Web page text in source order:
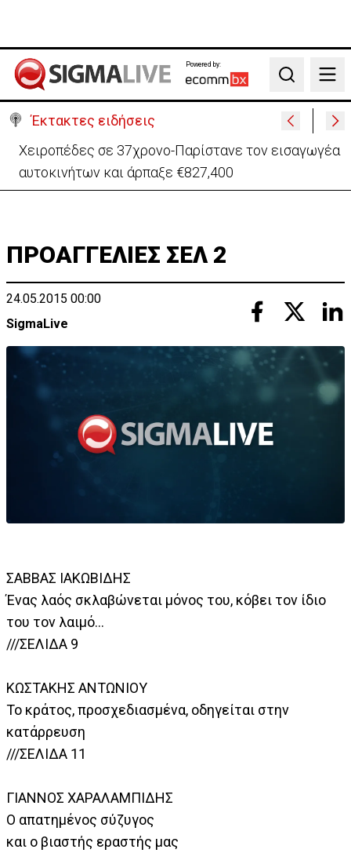
Powered by:
Search
Έκτακτες ειδήσεις
Χειροπέδες σε 37χρονο-Παρίστανε τον εισαγωγέα
αυτοκινήτων και άρπαξε €827,400
ΠΡΟΑΓΓΕΛΙΕΣ ΣΕΛ 2
24.05.2015 00:00
SigmaLive
ΣΑΒΒΑΣ ΙΑΚΩΒΙΔΗΣ
Ένας λαός σκλαβώνεται μόνος του, κόβει τον ίδιο
του τον λαιμό…
///ΣΕΛΙΔΑ 9
ΚΩΣΤΑΚΗΣ ΑΝΤΩΝΙΟΥ
Το κράτος, προσχεδιασμένα, οδηγείται στην
κατάρρευση
///ΣΕΛΙΔΑ 11
ΓΙΑΝΝΟΣ ΧΑΡΑΛΑΜΠΙΔΗΣ
Ο απατημένος σύζυγος
και ο βιαστής εραστής μας